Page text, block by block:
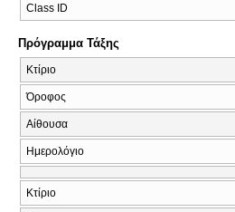
Class ID
Πρόγραμμα Τάξης
Κτίριο
Όροφος
Αίθουσα
Ημερολόγιο
Κτίριο